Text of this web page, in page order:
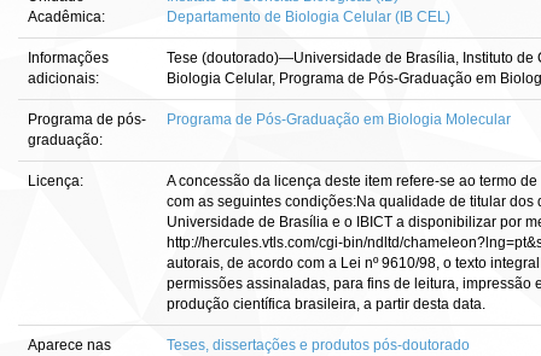
Acadêmica:
Departamento de Biologia Celular (IB CEL)
Informações
adicionais:
Tese (doutorado)—Universidade de Brasília, Instituto de
Biologia Celular, Programa de Pós-Graduação em
Programa de pós-
graduação:
Programa de Pós-Graduação em Biologia Molecular
Licença:
A concessão da licença deste item refere-se ao termo
com as seguintes condições:Na qualidade de titular
Universidade de Brasília e o IBICT a disponibilizar por
http://hercules.vtls.com/cgi-bin/ndltd/
autorais, de acordo com a Lei nº 9610/98, o texto
permissões assinaladas, para fins de leitura, impressão
produção científica brasileira, a partir desta data.
Aparece nas
Teses, dissertações e produtos pós-doutorado